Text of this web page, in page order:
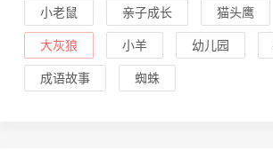
小老鼠 亲子成长 猫头鹰
大灰狼 小羊 幼儿园
成语故事 蜘蛛